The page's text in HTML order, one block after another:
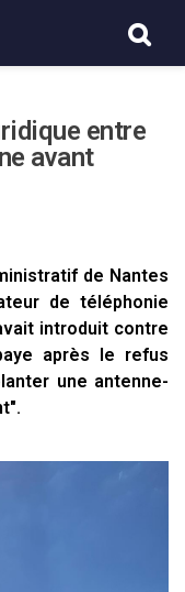
entre
avant
de Nantes
de téléphonie
introduit contre
après le refus
une antenne-